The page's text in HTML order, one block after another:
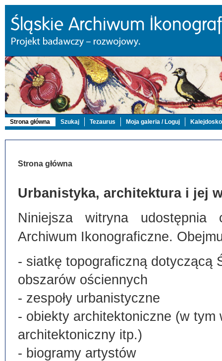
Strona główna Szukaj Tezaurus Moja galeria / Loguj
Strona główna
Urbanistyka, architektura i jej
Niniejsza witryna
Archiwum Ikonograficzne.
- siatkę topograficzną dotyczącą
obszarów ościennych
- zespoły urbanistyczne
- obiekty architektoniczne (w
architektoniczny itp.)
- biogramy artystów